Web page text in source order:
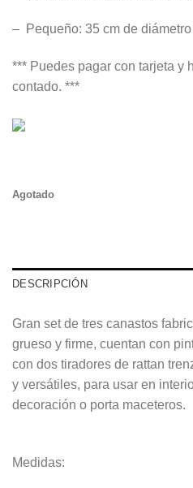
– Pequeño: 35 cm de
*** Puedes pagar con tarjeta y
contado. ***
Agotado
DESCRIPCIÓN
Gran set de tres canastos
grueso y firme, cuentan con
con dos tiradores de rattan
y versátiles, para usar en
decoración o porta maceteros.
Medidas: